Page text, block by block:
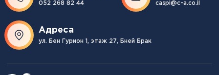
052 268 82 44 caspi@c-a.co.il
Адреса
ул. Бен Гурион 1, этаж 27, Бней Брак